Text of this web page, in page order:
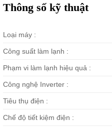
Thông số kỹ thuật
Loại máy :
Công suất làm lạnh :
Phạm vi làm lạnh hiệu quả :
Công nghệ Inverter :
Tiêu thụ điện :
Chế độ tiết kiệm điện :